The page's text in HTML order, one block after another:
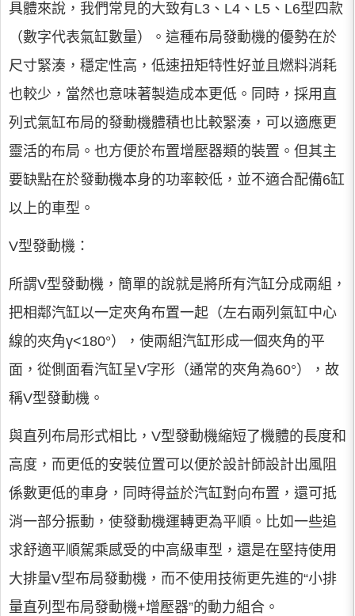
具體來說，我們常見的大致有L3、L4、L5、L6型四款
（數字代表氣缸數量）。這種布局發動機的優勢在於
尺寸緊湊，穩定性高，低速扭矩特性好並且燃料消耗
也較少，當然也意味著製造成本更低。同時，採用直
列式氣缸布局的發動機體積也比較緊湊，可以適應更
靈活的布局。也方便於布置增壓器類的裝置。但其主
要缺點在於發動機本身的功率較低，並不適合配備6缸
以上的車型。
V型發動機：
所謂V型發動機，簡單的說就是將所有汽缸分成兩組，
把相鄰汽缸以一定夾角布置一起（左右兩列氣缸中心
線的夾角γ<180°），使兩組汽缸形成一個夾角的平
面，從側面看汽缸呈V字形（通常的夾角為60°），故
稱V型發動機。
與直列布局形式相比，V型發動機縮短了機體的長度和
高度，而更低的安裝位置可以便於設計師設計出風阻
係數更低的車身，同時得益於汽缸對向布置，還可抵
消一部分振動，使發動機運轉更為平順。比如一些追
求舒適平順駕乘感受的中高級車型，還是在堅持使用
大排量V型布局發動機，而不使用技術更先進的“小排
量直列型布局發動機+增壓器”的動力組合。